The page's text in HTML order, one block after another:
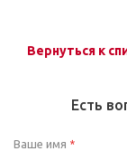
Вернуться к
Есть
Ваше имя *